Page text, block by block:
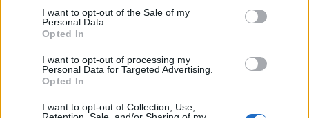
consent section.
I want to opt-out of the Sale of my
Personal Data.
Opted In
I want to opt-out of processing my
Personal Data for Targeted Advertising.
Opted In
I want to opt-out of Collection, Use,